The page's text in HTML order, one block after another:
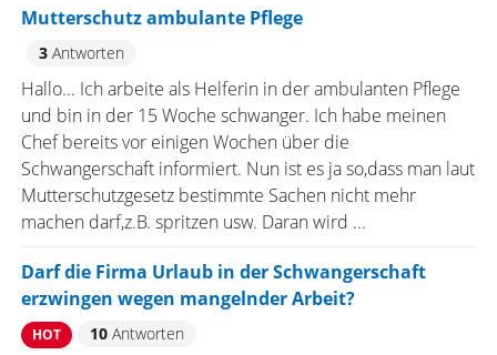
Mutterschutz ambulante Pflege
3Antworten
Hallo... Ich arbeite als Helferin in der ambulanten Pflege
und bin in der 15 Woche schwanger. Ich habe meinen
Chef bereits vor einigen Wochen über die
Schwangerschaft informiert. Nun ist es ja so,dass man laut
Mutterschutzgesetz bestimmte Sachen nicht mehr
machen darf,z.B. spritzen usw. Daran wird ...
Darf die Firma Urlaub in der Schwangerschaft
erzwingen wegen mangelnder Arbeit?
HOT 10Antworten